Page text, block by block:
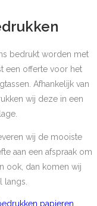
bedrukt worden met
een offerte voor het
Afhankelijk van
wij deze in een
wij de mooiste
aan een afspraak om
ook, dan komen wij
langs.
papieren